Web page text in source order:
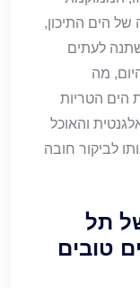
של הים התיכון,
לעתים
מה
הים הטריות
והאוכל
לביקור חובה
תל
טובים